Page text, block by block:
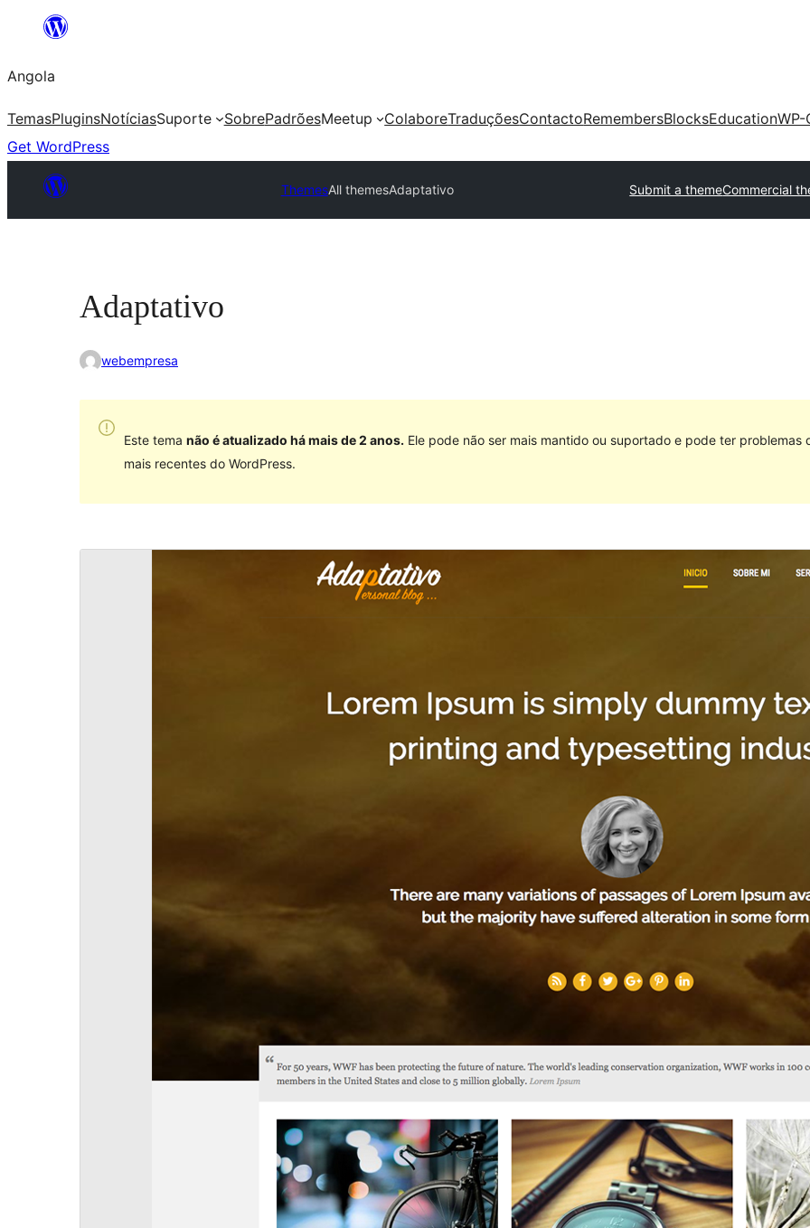
Saltar
o
conteúdo
Angola
TemasPluginsNotíciasSuporte SobrePadrõesMeetup ColaboreTraduçõesContactoRemembersBlocksEducationWP-
Get WordPress
ThemesAll themesAdaptativo Submit a themeCommercial
Adaptativo
webempresa
Este tema não é atualizado há mais de 2 anos. Ele pode não ser mais mantido ou suportado e pode ter
mais recentes do WordPress.